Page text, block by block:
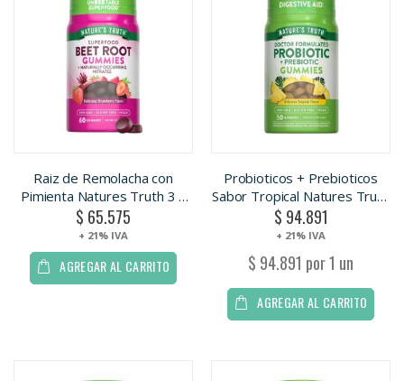
Raiz de Remolacha con
Pimienta Natures Truth 3 x
60 gomitas.
$ 65.575
+ 21% IVA
AGREGAR AL CARRITO
Probioticos + Prebioticos
Sabor Tropical Natures Truth
3 x 50 Gomitas
$ 94.891
+ 21% IVA
$ 94.891 por 1 un
AGREGAR AL CARRITO